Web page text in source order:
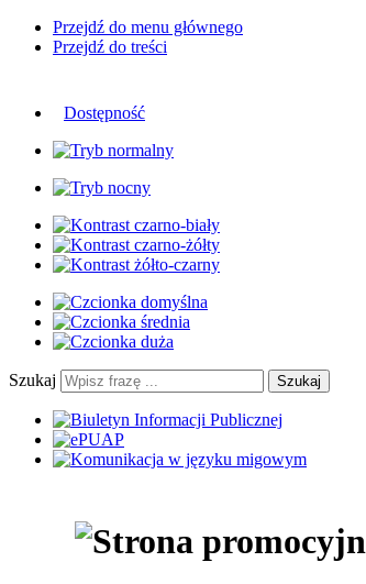
Przejdź do menu głównego
Przejdź do treści
Dostępność
Szukaj Szukaj